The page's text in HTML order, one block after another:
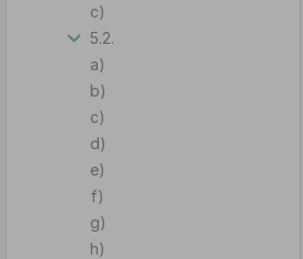
c)
5.2.
a)
b)
c)
d)
e)
f)
g)
h)